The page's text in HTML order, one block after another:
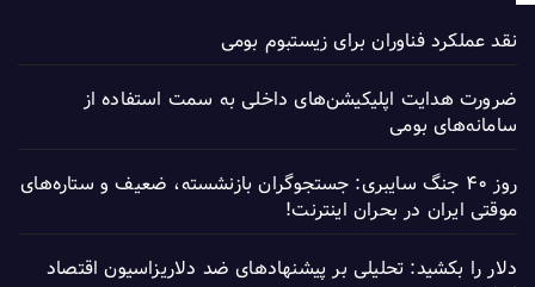
نقد عملکرد فناوران برای زیستبوم بومی
ضرورت هدایت اپلیکیشن‌های داخلی به سمت استفاده از
سامانه‌های بومی
روز ۴۰ جنگ سایبری: جستجوگران بازنشسته، ضعیف و ستاره‌های
موقتی ایران در بحران اینترنت!
دلار را بکشید: تحلیلی بر پیشنهادهای ضد دلاریزاسیون اقتصاد